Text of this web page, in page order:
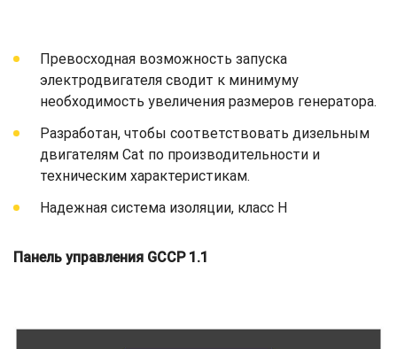
Превосходная возможность запуска
электродвигателя сводит к минимуму
необходимость увеличения размеров генератора.
Разработан, чтобы соответствовать дизельным
двигателям Cat по производительности и
техническим характеристикам.
Надежная система изоляции, класс H
Панель управления GCCP 1.1